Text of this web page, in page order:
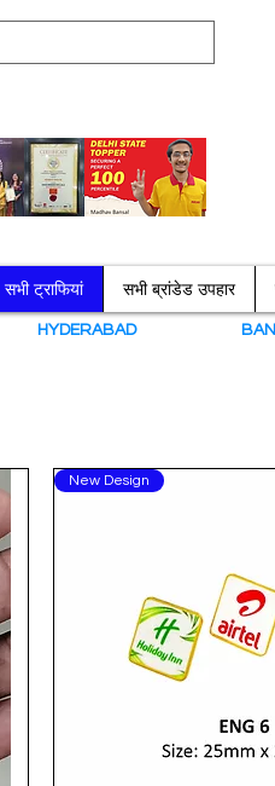
सभी ट्राफियां सभी ब्रांडेड उपहार
HYDERABAD
New Design